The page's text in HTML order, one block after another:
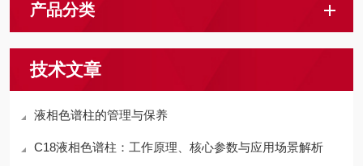
产品分类
技术文章
液相色谱柱的管理与保养
C18液相色谱柱：工作原理、核心参数与应用场景解析